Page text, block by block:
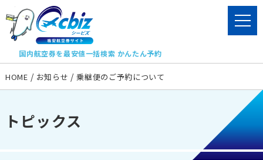
国内航空券を最安値一括検索 かんたん予約
HOME お知らせ 乗継便のご予約について
トピックス